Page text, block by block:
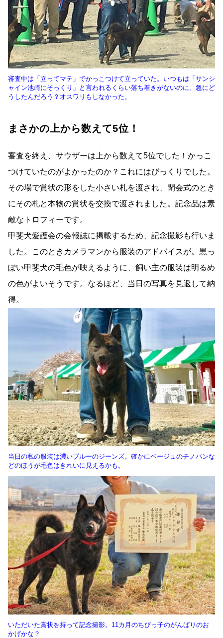
審査中は「立ってマテ」でかっこつけて立っていた。いつもは「サンシ
ャイン池崎にそっくり」と言われるくらい落ち着きがないのに、急にど
うしたんだろう？オスワリもしなかった。
まさかの上から数えて5位！
審査を終え、サウザーは上から数えて5位でした！かっこ
つけていたのがよかったのか？これにはびっくりでした。
その場で賞状の形をした小さい札を渡され、閉会式のとき
にその札と本物の賞状を交換で渡されました。記念品は素
敵なトロフィーです。
甲斐犬愛護会の会報誌に掲載するため、記念撮影も行いま
した。このときカメラマンから服装のアドバイスが。黒っ
ぽい甲斐犬の毛色が映えるように、飼い主の服装は明るめ
の色がよいそうです。なるほど、当日の写真を見返して納
得。
当日の私の服装は濃いブルーのジーンズ。確かにベージュのチノパンな
どのほうが毛色はきれいに見えるかも。
いただいた賞状を持って記念撮影。11カ月のちびっ子のがんばりのお
かげかな？